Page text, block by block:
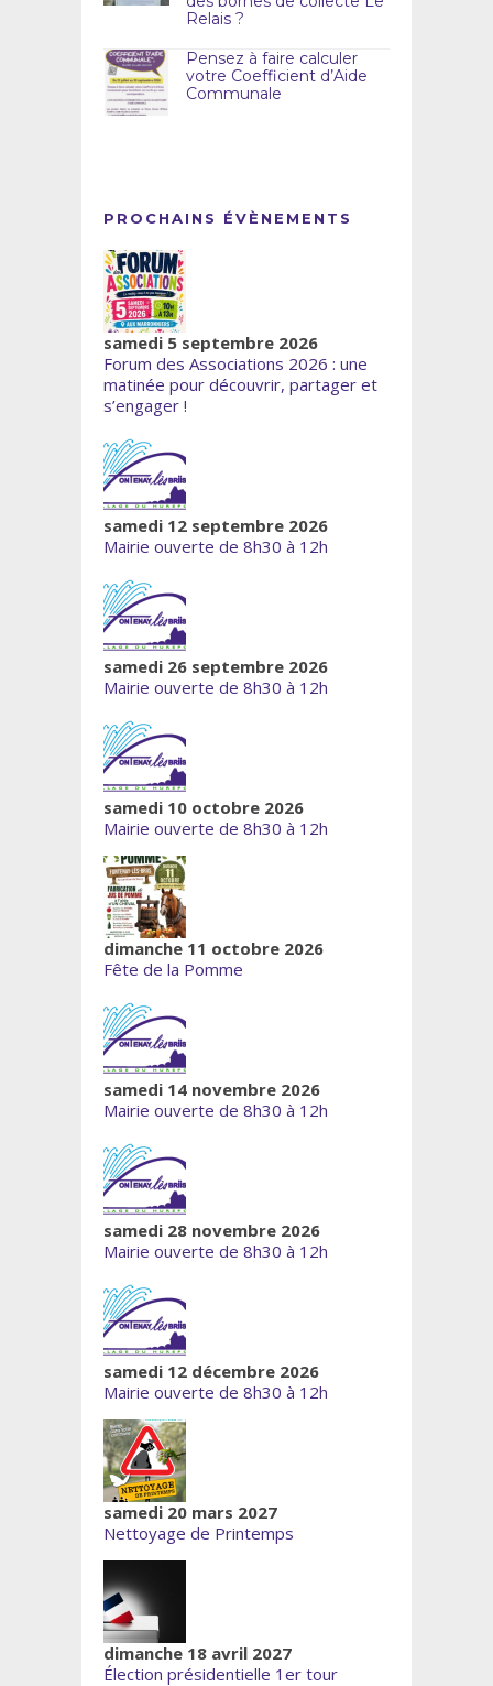
Relais ?
Pensez à faire calculer
votre Coefficient d’Aide
Communale
PROCHAINS ÉVÈNEMENTS
samedi 5 septembre 2026
Forum des Associations 2026 : une
matinée pour découvrir, partager et
s’engager !
samedi 12 septembre 2026
Mairie ouverte de 8h30 à 12h
samedi 26 septembre 2026
Mairie ouverte de 8h30 à 12h
samedi 10 octobre 2026
Mairie ouverte de 8h30 à 12h
dimanche 11 octobre 2026
Fête de la Pomme
samedi 14 novembre 2026
Mairie ouverte de 8h30 à 12h
samedi 28 novembre 2026
Mairie ouverte de 8h30 à 12h
samedi 12 décembre 2026
Mairie ouverte de 8h30 à 12h
samedi 20 mars 2027
Nettoyage de Printemps
dimanche 18 avril 2027
Élection présidentielle 1er tour